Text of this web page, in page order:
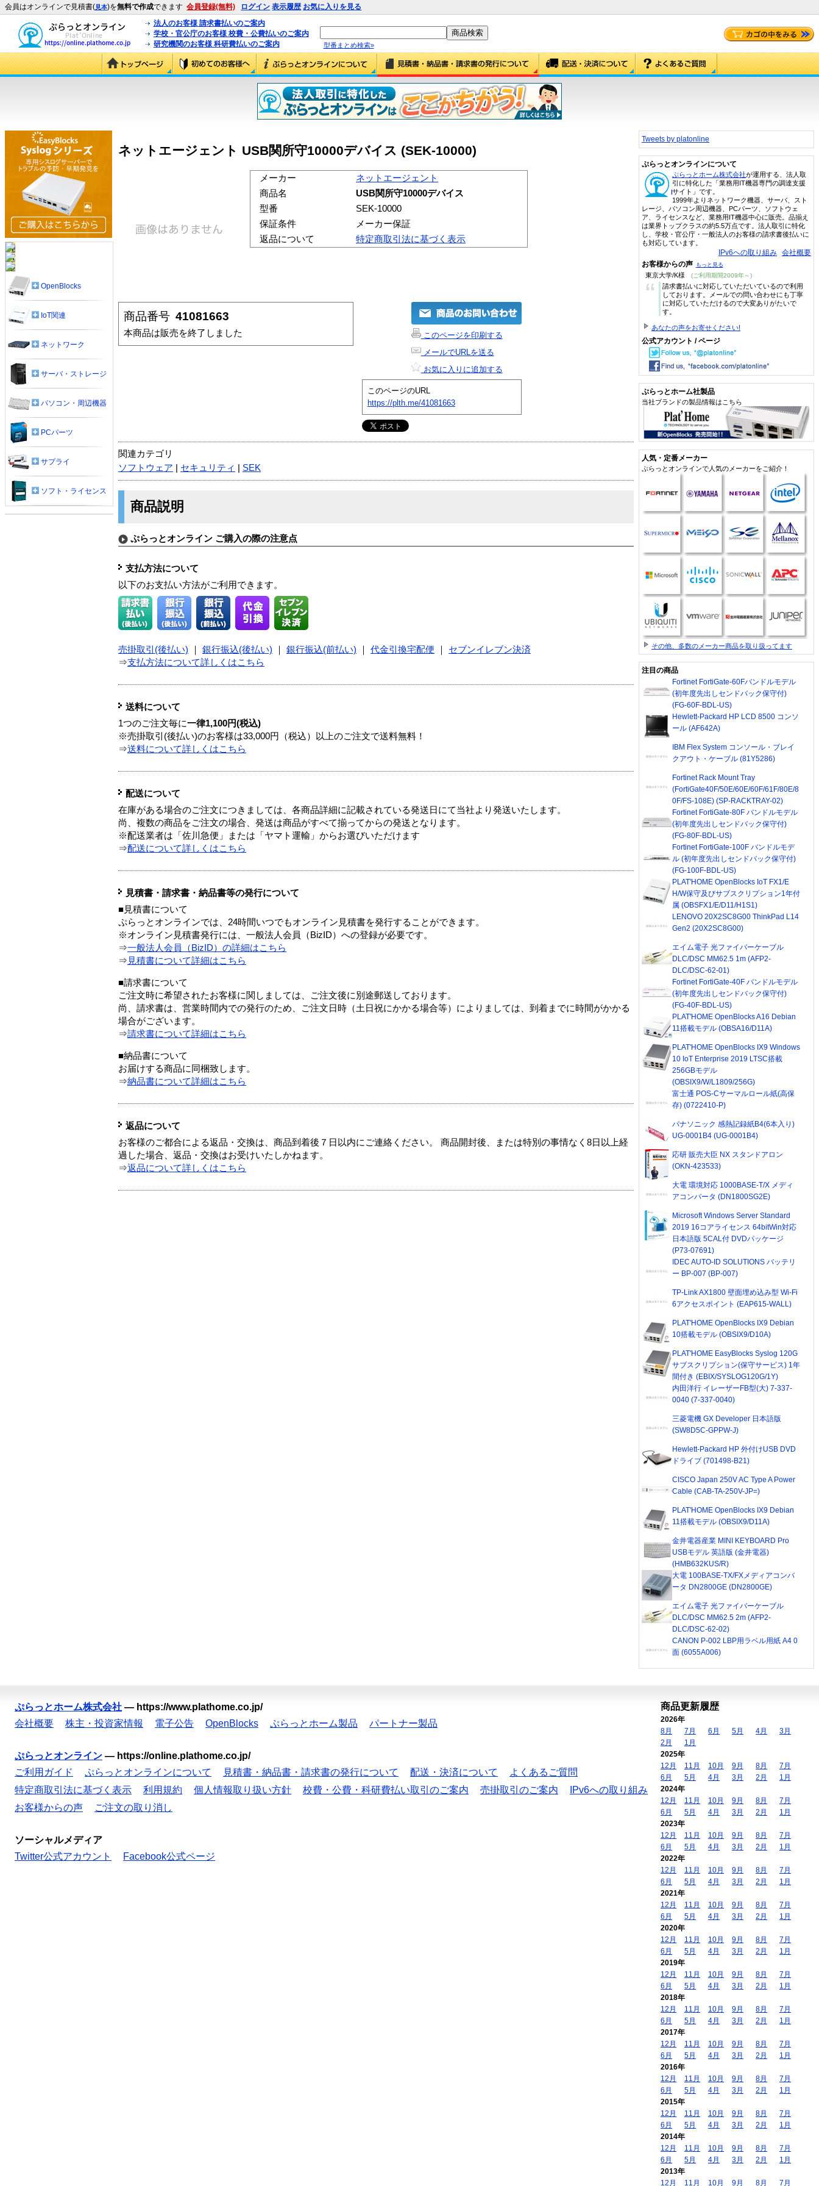
会員はオンラインで見積書(見本)を無料で作成できます 会員登録(無料) ログイン 表示履歴 お気に入りを見る
法人のお客様 請求書払いのご案内
学校・官公庁のお客様 校費・公費払いのご案内
研究機関のお客様 科研費払いのご案内
型番まとめ検索»
ネットエージェント USB関所守10000デバイス (SEK-10000)
メーカー
ネットエージェント
商品名
USB関所守10000デバイス
型番
SEK-10000
保証条件
メーカー保証
返品について
特定商取引法に基づく表示
商品番号 41081663
本商品は販売を終了しました
このページを印刷する
メールでURLを送る
お気に入りに追加する
このページのURL
https://plth.me/41081663
関連カテゴリ
ソフトウェア
セキュリティ SEK
商品説明
ぷらっとオンライン ご購入の際の注意点
支払方法について
以下のお支払い方法がご利用できます。
売掛取引(後払い) 銀行振込(後払い) 銀行振込(前払い) 代金引換宅配便
セブンイレブン決済
⇒支払方法について詳しくはこちら
送料について
1つのご注文毎に一律1,100円(税込)
※売掛取引(後払い)のお客様は33,000円（税込）以上のご注文で送料無料！
⇒送料について詳しくはこちら
配送について
在庫がある場合のご注文につきましては、各商品詳細に記載されている発送日にて当社より発送いたします。
尚、複数の商品をご注文の場合、発送は商品がすべて揃ってからの発送となります。
※配送業者は「佐川急便」または「ヤマト運輸」からお選びいただけます
⇒配送について詳しくはこちら
見積書・請求書・納品書等の発行について
■見積書について
ぷらっとオンラインでは、24時間いつでもオンライン見積書を発行することができます。
※オンライン見積書発行には、一般法人会員（BizID）への登録が必要です。
⇒一般法人会員（BizID）の詳細はこちら
⇒ 見積書について詳細はこちら
■請求書について
ご注文時に希望されたお客様に関しましては、ご注文後に別途郵送しております。
尚、請求書は、営業時間内での発行のため、ご注文日時（土日祝にかかる場合等）によりましては、到着までに時間がかかる
場合がございます。
⇒請求書について詳細はこちら
■納品書について
お届けする商品に同梱致します。
⇒納品書について詳細はこちら
返品について
お客様のご都合による返品・交換は、商品到着後７日以内にご連絡ください。 商品開封後、または特別の事情なく8日以上経
過した場合、返品・交換はお受けいたしかねます。
⇒返品について詳しくはこちら
OpenBlocks
IoT関連
ネットワーク
サーバ・ストレージ
パソコン・周辺機器
PCパーツ
サプライ
ソフト・ライセンス
Tweets by platonline
ぷらっとオンラインについて
ぷらっとホーム株式会社が運用する、法人取
引に特化した「業務用IT機器専門の調達支援
サイト」です。
1999年よりネットワーク機器、サーバ、スト
レージ、パソコン周辺機器、PCパーツ、ソフトウェ
ア、ライセンスなど、業務用IT機器中心に販売。品揃え
は業界トップクラスの約5.5万点です。法人取引に特化
し、学校・官公庁・一般法人のお客様の請求書後払いに
も対応しています。
IPv6への取り組み 会社概要
お客様からの声 もっと見る
東京大学/K様 (ご利用期間2009年～)
“
請求書払いに対応していただいているので利用
しております。メールでの問い合わせにも丁寧
に対応していただけるので大変ありがたいで
す。
あなたの声をお寄せください!
公式アカウント / ページ
ぷらっとホーム社製品
当社ブランドの製品情報はこちら
人気・定番メーカー
ぷらっとオンラインで人気のメーカーをご紹介！
その他、多数のメーカー商品を取り扱ってます
注目の商品
Fortinet FortiGate-60Fバンドルモデル
(初年度先出しセンドバック保守付)
(FG-60F-BDL-US)
Hewlett-Packard HP LCD 8500 コンソ
ール (AF642A)
IBM Flex System コンソール・ブレイ
クアウト・ケーブル (81Y5286)
Fortinet Rack Mount Tray
(FortiGate40F/50E/60E/60F/61F/80E/8
0F/FS-108E) (SP-RACKTRAY-02)
Fortinet FortiGate-80F バンドルモデル
(初年度先出しセンドバック保守付)
(FG-80F-BDL-US)
Fortinet FortiGate-100F バンドルモデ
ル (初年度先出しセンドバック保守付)
(FG-100F-BDL-US)
PLAT'HOME OpenBlocks IoT FX1/E
H/W保守及びサブスクリプション1年付
属 (OBSFX1/E/D11/H1S1)
LENOVO 20X2SC8G00 ThinkPad L14
Gen2 (20X2SC8G00)
エイム電子 光ファイバーケーブル
DLC/DSC MM62.5 1m (AFP2-
DLC/DSC-62-01)
Fortinet FortiGate-40F バンドルモデル
(初年度先出しセンドバック保守付)
(FG-40F-BDL-US)
PLAT'HOME OpenBlocks A16 Debian
11搭載モデル (OBSA16/D11A)
PLAT'HOME OpenBlocks IX9 Windows
10 IoT Enterprise 2019 LTSC搭載
256GBモデル
(OBSIX9/W/L1809/256G)
富士通 POS-Cサーマルロール紙(高保
存) (0722410-P)
パナソニック 感熱記録紙B4(6本入り)
UG-0001B4 (UG-0001B4)
応研 販売大臣 NX スタンドアロン
(OKN-423533)
大電 環境対応 1000BASE-T/X メディ
アコンバータ (DN1800SG2E)
Microsoft Windows Server Standard
2019 16コアライセンス 64bitWin対応
日本語版 5CAL付 DVDパッケージ
(P73-07691)
IDEC AUTO-ID SOLUTIONS バッテリ
ー BP-007 (BP-007)
TP-Link AX1800 壁面埋め込み型 Wi-Fi
6アクセスポイント (EAP615-WALL)
PLAT'HOME OpenBlocks IX9 Debian
10搭載モデル (OBSIX9/D10A)
PLAT'HOME EasyBlocks Syslog 120G
サブスクリプション(保守サービス) 1年
間付き (EBIX/SYSLOG120G/1Y)
内田洋行 イレーザーFB型(大) 7-337-
0040 (7-337-0040)
三菱電機 GX Developer 日本語版
(SW8D5C-GPPW-J)
Hewlett-Packard HP 外付けUSB DVD
ドライブ (701498-B21)
CISCO Japan 250V AC Type A Power
Cable (CAB-TA-250V-JP=)
PLAT'HOME OpenBlocks IX9 Debian
11搭載モデル (OBSIX9/D11A)
金井電器産業 MINI KEYBOARD Pro
USBモデル 英語版 (金井電器)
(HMB632KUS/R)
大電 100BASE-TX/FXメディアコンバ
ータ DN2800GE (DN2800GE)
エイム電子 光ファイバーケーブル
DLC/DSC MM62.5 2m (AFP2-
DLC/DSC-62-02)
CANON P-002 LBP用ラベル用紙 A4 0
面 (6055A006)
ぷらっとホーム株式会社 — https://www.plathome.co.jp/
会社概要
株主・投資家情報 電子公告 OpenBlocks ぷらっとホーム製品 パートナー製品
ぷらっとオンライン — https://online.plathome.co.jp/
ご利用ガイド
ぷらっとオンラインについて 見積書・納品書・請求書の発行について 配送・決済について
よくあるご質問
特定商取引法に基づく表示
利用規約 個人情報取り扱い方針 校費・公費・科研費払い取引のご案内 売掛取引のご案内
IPv6への取り組み
お客様からの声
ご注文の取り消し
ソーシャルメディア
Twitter公式アカウント
Facebook公式ページ
商品更新履歴
2026年
8月
7月 6月 5月 4月
3月
2月
1月
2025年
12月
11月 10月 9月 8月
7月
6月
5月 4月 3月 2月
1月
2024年
12月
11月 10月 9月 8月
7月
6月
5月 4月 3月 2月
1月
2023年
12月
11月 10月 9月 8月
7月
6月
5月 4月 3月 2月
1月
2022年
12月
11月 10月 9月 8月
7月
6月
5月 4月 3月 2月
1月
2021年
12月
11月 10月 9月 8月
7月
6月
5月 4月 3月 2月
1月
2020年
12月
11月 10月 9月 8月
7月
6月
5月 4月 3月 2月
1月
2019年
12月
11月 10月 9月 8月
7月
6月
5月 4月 3月 2月
1月
2018年
12月
11月 10月 9月 8月
7月
6月
5月 4月 3月 2月
1月
2017年
12月
11月 10月 9月 8月
7月
6月
5月 4月 3月 2月
1月
2016年
12月
11月 10月 9月 8月
7月
6月
5月 4月 3月 2月
1月
2015年
12月
11月 10月 9月 8月
7月
6月
5月 4月 3月 2月
1月
2014年
12月
11月 10月 9月 8月
7月
6月
5月 4月 3月 2月
1月
2013年
12月
11月 10月 9月 8月 7月